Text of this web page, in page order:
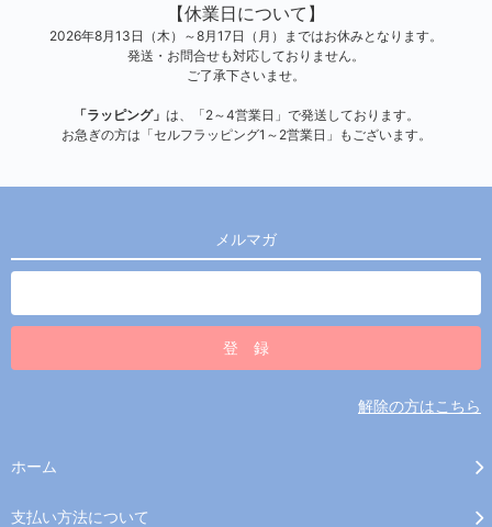
【休業日について】
2026年8月13日（木）～8月17日（月）まではお休みとなります。
発送・お問合せも対応しておりません。
ご了承下さいませ。
「ラッピング」 は、「2～4営業日」で発送しております。
お急ぎの方は「セルフラッピング1～2営業日」もございます。
メルマガ
解除の方はこちら
ホーム
支払い方法について